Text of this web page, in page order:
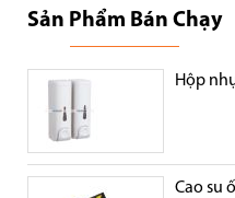
Sản Phẩm Bán Chạy
Hộp
Cao su